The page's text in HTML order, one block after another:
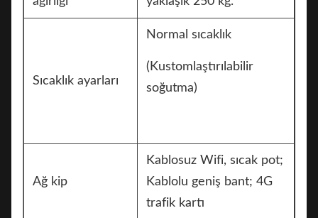
Sıcaklık ayarları
Normal sıcaklık
(Kustomlaştırılabilir
soğutma)
Ağ kip
Kablosuz Wifi, sıcak pot;
Kablolu geniş bant; 4G
trafik kartı